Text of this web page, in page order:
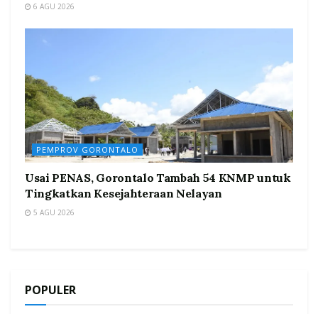
6 AGU 2026
PEMPROV GORONTALO
Usai PENAS, Gorontalo Tambah 54 KNMP untuk
Tingkatkan Kesejahteraan Nelayan
5 AGU 2026
POPULER